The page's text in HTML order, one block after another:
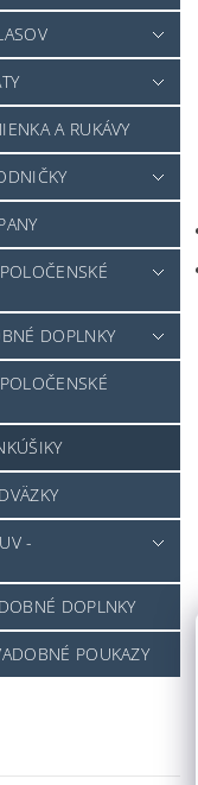
A RUKÁVY
DOPLNKY
-
DOPLNKY
POUKAZY